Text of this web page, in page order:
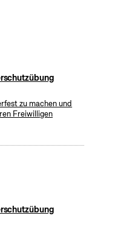
zu machen und
Freiwilligen